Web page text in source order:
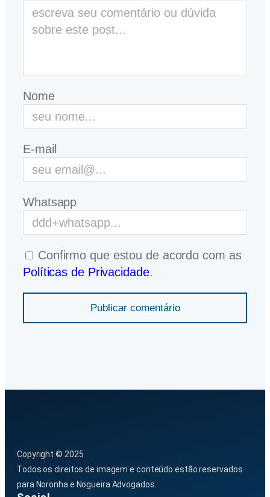
Nome
E-mail
Whatsapp
Confirmo que estou de acordo com as
Políticas de Privacidade.
Publicar comentário
Copyright © 2025
Todos os direitos de imagem e conteúdo estão reservados
para Noronha e Nogueira Advogados.